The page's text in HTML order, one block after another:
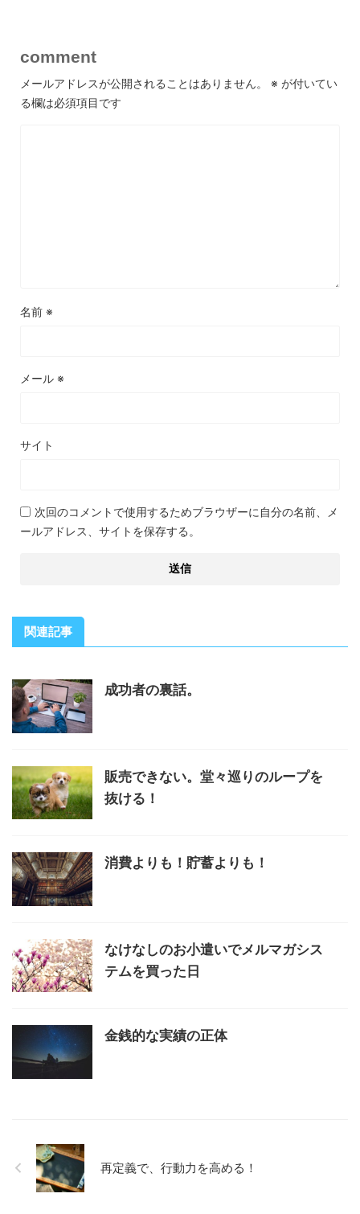
comment
メールアドレスが公開されることはありません。 ※ が付いてい
る欄は必須項目です
名前 ※
メール ※
サイト
次回のコメントで使用するためブラウザーに自分の名前、メ
ールアドレス、サイトを保存する。
関連記事
成功者の裏話。
販売できない。堂々巡りのループを
抜ける！
消費よりも！貯蓄よりも！
なけなしのお小遣いでメルマガシス
テムを買った日
金銭的な実績の正体
再定義で、行動力を高める！